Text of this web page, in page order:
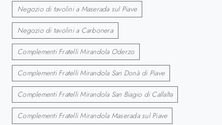
Negozio di tavolini a Maserada sul Piave
Negozio di tavolini a Carbonera
Complementi Fratelli Mirandola Oderzo
Complementi Fratelli Mirandola San Donà di Piave
Complementi Fratelli Mirandola San Biagio di Callalta
Complementi Fratelli Mirandola Maserada sul Piave